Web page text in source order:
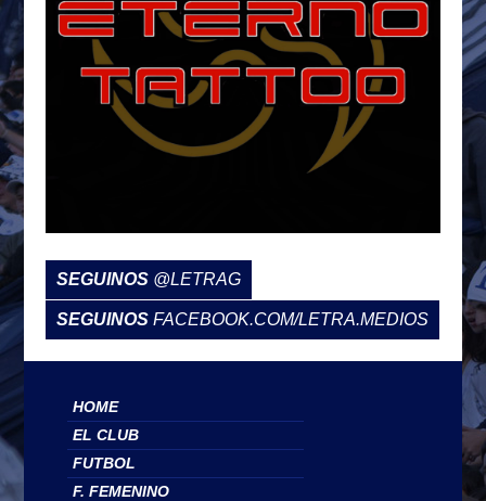
SEGUINOS @LETRAG
SEGUINOSFACEBOOK.COM/LETRA.MEDIOS
HOME
EL CLUB
FUTBOL
F. FEMENINO